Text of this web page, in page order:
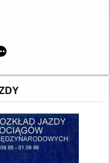
układów torowych